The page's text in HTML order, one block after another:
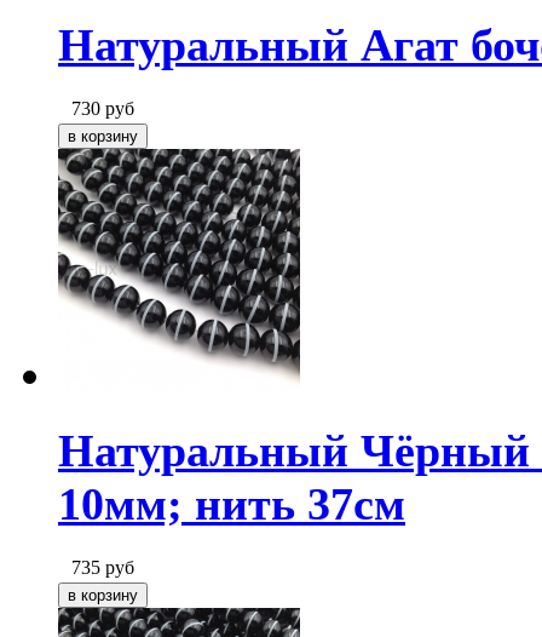
Натуральный Агат
730 руб
Натуральный Чёрный
10мм; нить 37см
735 руб